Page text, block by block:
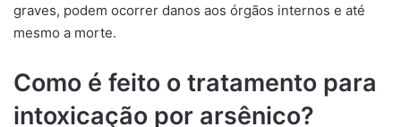
graves, podem ocorrer danos aos órgãos internos e até
mesmo a morte.
Como é feito o tratamento para
intoxicação por arsênico?